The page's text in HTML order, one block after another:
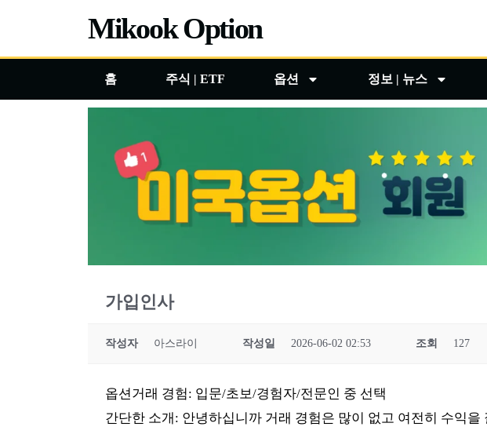
츠
Mikook Option
홈 주식 | ETF 옵션 정보 | 뉴스
가입인사
작성자 아스라이 작성일 2026-06-02 02:53 조회 127
옵션거래 경험: 입문/초보/경험자/전문인 중 선택
간단한 소개: 안녕하십니까 거래 경험은 많이 없고 여전히 수익